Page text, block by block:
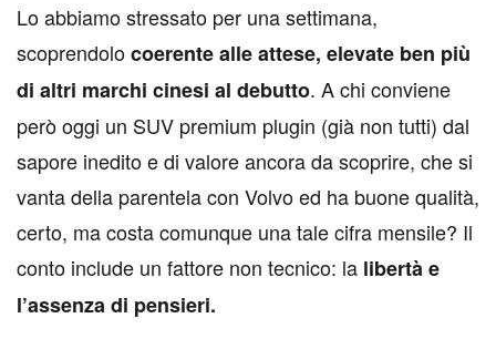
Lo abbiamo stressato per una settimana,
scoprendolocoerente alle attese, elevate ben più
di altri marchi cinesi al debutto. A chi conviene
però oggi un SUV premium plugin (già non tutti) dal
sapore inedito e di valore ancora da scoprire, che si
vanta della parentela con Volvo ed ha buone qualità,
certo, ma costa comunque una tale cifra mensile? Il
conto include un fattore non tecnico: la libertà e
l’assenza di pensieri.